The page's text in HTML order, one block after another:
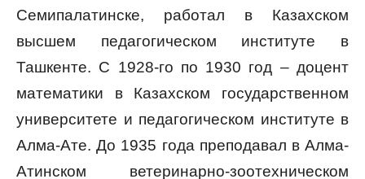
Семипалатинске, работал в Казахском
высшем педагогическом институте в
Ташкенте. С 1928-го по 1930 год – доцент
математики в Казахском государственном
университете и педагогическом институте в
Алма-Ате. До 1935 года преподавал в Алма-
Атинском ветеринарно-зоотехническом